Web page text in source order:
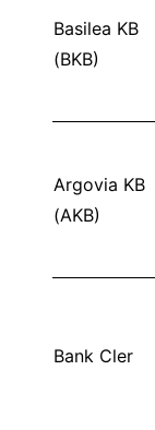
Basilea KB
(BKB)
Argovia KB
(AKB)
Bank Cler